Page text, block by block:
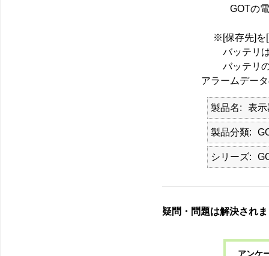
GOTの電源
※[保存先]を
バッテリは
バッテリの
アラームデー
製品名 表示
製品分類
シリーズ
疑問・問題は解決され
アンケ